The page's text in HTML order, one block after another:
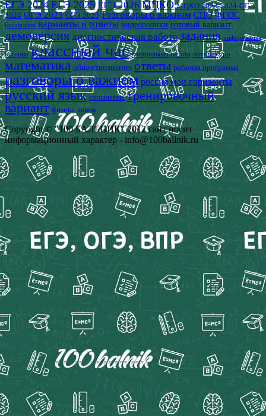
ЕГЭ 2024 ЕГЭ 2025 ЕГЭ 2026 МЦКО МЦКО 2023-2024 ОГЭ
2024 ОГЭ 2025 ОГЭ 2026 Разговоры о важном СПО ФГОС
биология варианты и ответы видеоролики готовый вариант
демоверсия диагностическая работа задания информатика
история классный час контрольная работа литература
математика обществознание ответы рабочая программа
разговоры о важном россия мои горизонты
русский язык сочинение тренировочный
вариант физика химия
Copyright © "100 БАЛЬНИК" 2012 сайт носит
информационный характер - info@100ballnik.ru